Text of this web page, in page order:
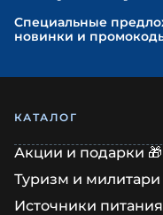
Cпециальные
новинки и
КАТАЛОГ
Акции и подарки 🎁
Туризм и милитари
Источники питания